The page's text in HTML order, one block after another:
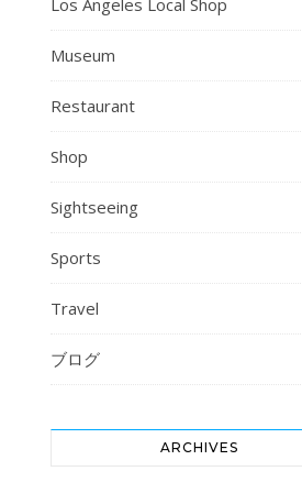
Los Angeles Local Shop
Museum
Restaurant
Shop
Sightseeing
Sports
Travel
ブログ
ARCHIVES